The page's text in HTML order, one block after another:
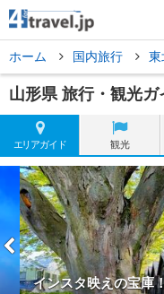
ホーム 国内旅行 東
山形県 旅行・観光ガ
エリアガイド 観光
インスタ映えの宝庫